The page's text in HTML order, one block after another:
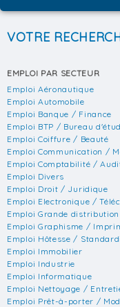
VOTRE
EMPLOI PAR SECTEUR
Emploi Aéronautique
Emploi Automobile
Emploi Banque / Finance
Emploi BTP / Bureau
Emploi Coiffure / Beauté
Emploi Communication /
Emploi Comptabilité /
Emploi Divers
Emploi Droit / Juridique
Emploi Electronique /
Emploi Grande distribution
Emploi Graphisme /
Emploi Hôtesse /
Emploi Immobilier
Emploi Industrie
Emploi Informatique
Emploi Nettoyage /
Emploi Prêt-à-porter /